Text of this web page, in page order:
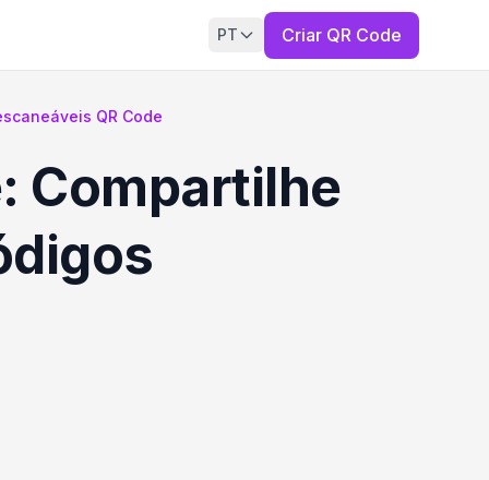
PT Criar QR Code
QR Code
Compartilhe